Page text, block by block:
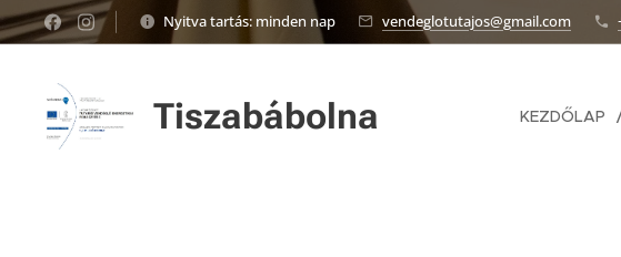
Nyitva tartás: minden nap vendeglotutajos@gmail.com
Tiszabábolna KEZDŐLAP